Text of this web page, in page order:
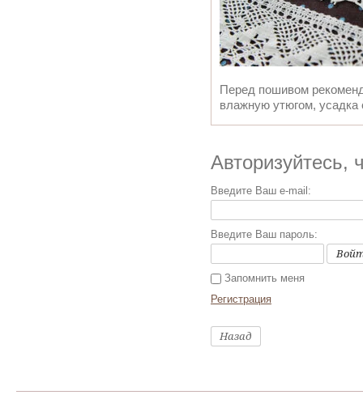
Перед пошивом
влажную утюгом,
Авторизуйтесь,
Введите Ваш e-mail:
Введите Ваш пароль:
Запомнить меня
Регистрация
Назад